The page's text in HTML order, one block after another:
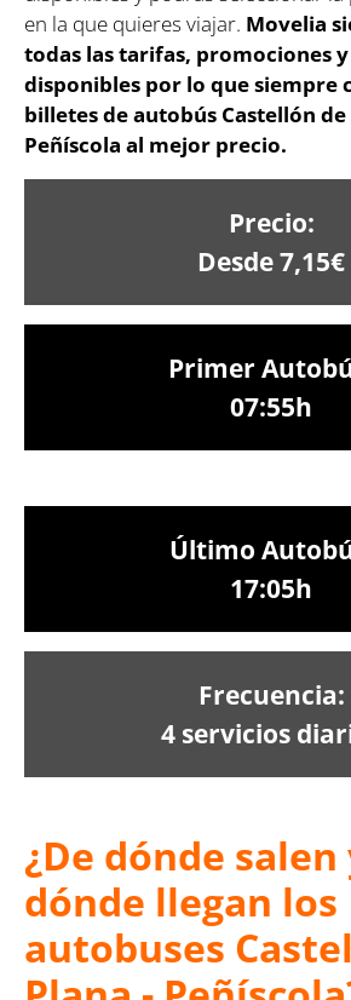
en la que quieres viajar. Movelia
todas las tarifas, promociones
disponibles por lo que siempre
billetes de autobús Castellón de
Peñíscola al mejor precio.
Precio:
Desde 7,15€
Primer
07:55h
Último
17:05h
Frecuencia:
4 servicios
¿De dónde salen
dónde llegan los
autobuses